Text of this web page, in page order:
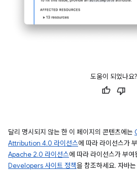
도움이 되었나요?
달리 명시되지 않는 한 이 페이지의 콘텐츠에는
Attribution 4.0 라이선스에 따라 라이선스가
Apache 2.0 라이선스에 따라 라이선스가 부
Developers 사이트 정책을 참조하세요. 자바